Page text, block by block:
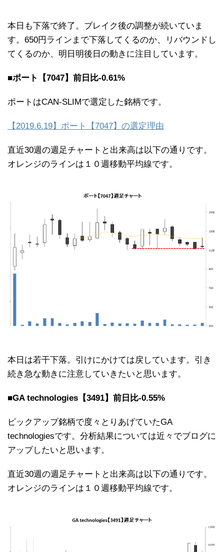
本日も下落で終了。ブレイク後の調整が続いていま
す。650円ラインまで下落してくるのか、リバウンドし
てくるのか、明日明後日の動きに注目しています。
■ポート【7047】前日比-0.61%
ポートはCAN-SLIMで選定した銘柄です。
【2019.6.19】ポート【7047】の選定理由
直近30週の週足チャートと出来高は以下の通りです。
オレンジのラインは１０週移動平均線です。
本日は若干下落。引けにかけては戻しています。引き
続き急な動きに注意していきたいと思います。
■GA technologies【3491】前日比-0.55%
ピックアップ銘柄で度々とりあげていたGA
technologiesです。分析結果については近々でブログに
アップしたいと思います。
直近30週の週足チャートと出来高は以下の通りです。
オレンジのラインは１０週移動平均線です。